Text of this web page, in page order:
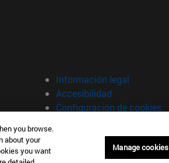
Información legal
Accesibilidad
Configuración de cookies
you browse.
about your
you want
Manage cookies